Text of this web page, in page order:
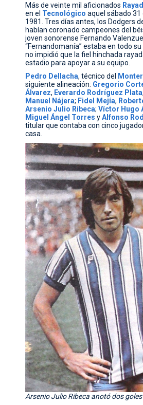
Más de veinte mil aficionados
en el Tecnológico aquel sábado 31
1981. Tres días antes, los Dodgers
habían coronado campeones del
joven sonorense Fernando
“Fernandomanía” estaba en todo
no impidió que la fiel hinchada
estadio para apoyar a su equipo.
Pedro Dellacha, técnico del
siguiente alineación: Gregorio
Álvarez, Everardo Rodríguez Plata,
Manuel
Nájera; Fidel Mejía,
Arsenio Julio Ribeca;Víctor Hugo
Miguel Ángel Torres yAlfonso
titular que contaba con cinco
casa.
Arsenio Julio Ribeca anotó dos goles